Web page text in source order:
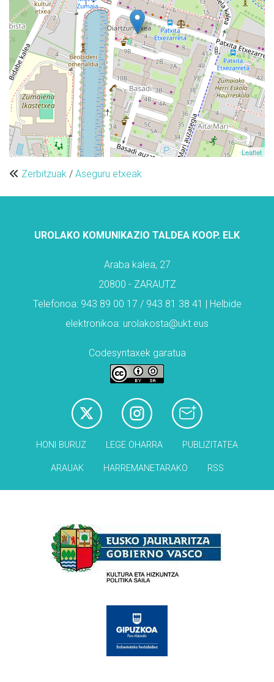
Leaflet
Zerbitzuak / Aseguru etxeak
UROLAKO KOMUNIKAZIO TALDEA KOOP. ELK
Araba kalea, 27
20800 - ZARAUTZ
Telefonoa: 943 89 00 17 / 943 81 38 41 | Helbide
elektronikoa: urolakosta@ukt.eus
Codesyntaxek garatua
HONI BURUZ LEGE OHARRA PUBLIZITATEA
ARAUAK HARREMANETARAKO RSS